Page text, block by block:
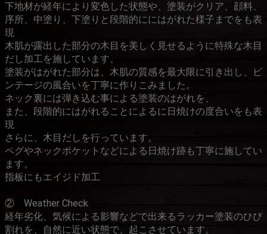
下地材が経年により変色した状態や、塗装がクリア、顔料、
序所、中塗り、下塗りと段階的ににはがれた様子までをも表
現
木肌が露出した部分の木目を美しく見せるように特殊な木目
だし加工を施しています。
塗装がはがれた部分は、木肌の質感を最大限に引き出し、ビ
ンテージの風合いを丁寧に作りこみました。
ネック裏には弾き込む事による塗装のはがれを、
また、段階的にはがれることによるに日焼けの度合いをも表
現
さらに、木目だしを行っています。
ペグやネックポケットなどによる日焼け跡も丁寧に施してい
ます。
指板にもエイジド加工
② Weather Check
経年劣化、気候による影響などで出来るラッカー塗装のひび
割れを、自然に近い状態で、起こさせています。